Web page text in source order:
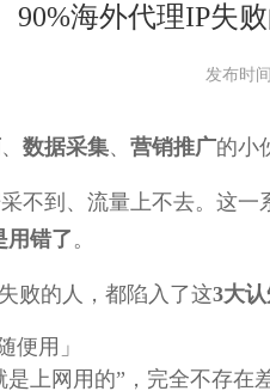
90%海外代理IP失
发布时
、 数据采集、 营销推广的小
不到、流量上不去。这
用错了。
败的人，都陷入了这3大
便用」
是上网用的”，完全不存在